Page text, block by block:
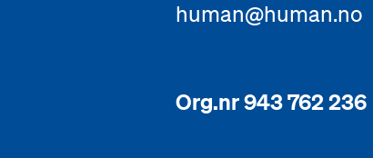
human@human.no
Org.nr 943 762 236